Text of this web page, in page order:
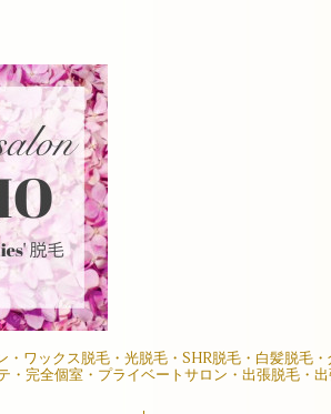
ワックス脱毛・光脱毛・SHR脱毛・白髪脱毛
完全個室・プライベートサロン・出張脱毛・